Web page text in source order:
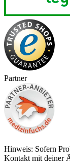
Partner
Hinweis: Sofern
Kontakt mit deiner